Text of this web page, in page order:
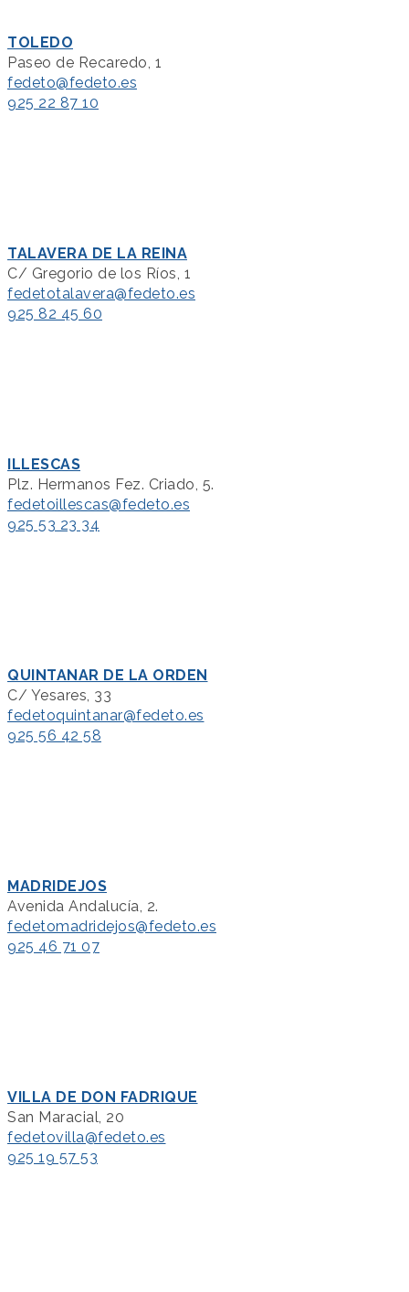
TOLEDO
Paseo de Recaredo, 1
fedeto@fedeto.es
925 22 87 10
TALAVERA DE LA REINA
C/ Gregorio de los Ríos, 1
fedetotalavera@fedeto.es
925 82 45 60
ILLESCAS
Plz. Hermanos Fez. Criado, 5.
fedetoillescas@fedeto.es
925 53 23 34
QUINTANAR DE LA ORDEN
C/ Yesares, 33
fedetoquintanar@fedeto.es
925 56 42 58
MADRIDEJOS
Avenida Andalucía, 2.
fedetomadridejos@fedeto.es
925 46 71 07
VILLA DE DON FADRIQUE
San Maracial, 20
fedetovilla@fedeto.es
925 19 57 53